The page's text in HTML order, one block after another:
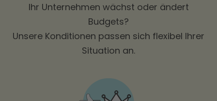
Ihr Unternehmen wächst oder ändert
Budgets?
Unsere Konditionen passen sich flexibel Ihrer
Situation an.